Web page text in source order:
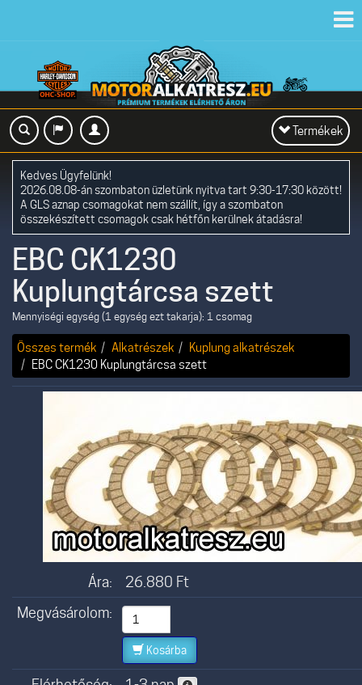
Toggle
navigation
Termékek
Kedves Ügyfelünk!
2026.08.08-án szombaton üzletünk nyitva tart 9:30-17:30 között!
A GLS aznap csomagokat nem szállít, így a szombaton
összekészített csomagok csak hétfőn kerülnek átadásra!
EBC CK1230
Kuplungtárcsa szett
Mennyiségi egység (1 egység ezt takarja): 1 csomag
Összes termék Alkatrészek
Kuplung alkatrészek
EBC CK1230 Kuplungtárcsa szett
Ára: 26.880 Ft
Megvásárolom:
Kosárba